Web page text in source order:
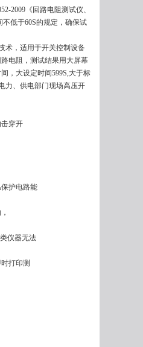
2009《回路电阻测试仪、
低于60S的规定，确保试
术，适用于开关控制设备
电阻，测试结果用大屏幕
，大设定时间599S,大于标
力、供电部门现场高压开
穿开
护电路能
仪器无法
打印测